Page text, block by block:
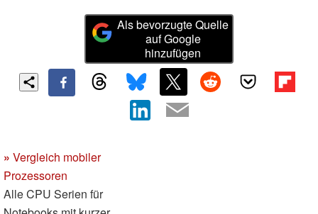
Als bevorzugte Quelle
auf Google
hinzufügen
» Vergleich mobiler
Prozessoren
Alle CPU Serien für